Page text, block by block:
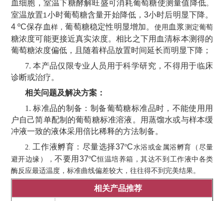
血细胞，室温下糖酵解旺盛可消耗葡萄糖使测量值降低。
室温放置1 小时葡萄糖含量开始降低，3小时后明显下降。
4 ºC保存血 样，葡萄糖稳定性明显增加。 使用 血浆 测定葡萄
糖浓度可能更接近真实浓度。相比之下用血清标本测得的
葡萄糖浓度偏低，且随着样品放置时间延长而明显下降；
7. 本产品仅限专业人员用于科学研究，不得用于临床
诊断或治疗。
相关问题及解决方案：
1. 标准品的制备：制备葡萄糖标准品时，不能使用用
户自己简单配制的葡萄糖标准溶液。用蒸馏水或与样本缓
冲液一致的液体采用倍比稀释的方法制备。
2. 工作液孵育：尽量选择37ºC水浴或金属浴孵育（尽量
避开边缘），不要用 37ºC恒温培养箱，其达不到工作液中各类
酶反应最适温度，标准曲线偏差较大，往往得不到完美结果。
相关产品推荐